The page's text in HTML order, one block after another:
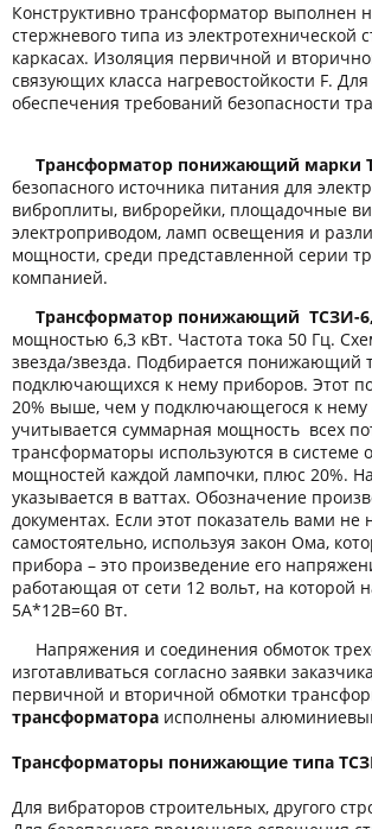
Конструктивно трансформатор
стержневого типа из
каркасах. Изоляция первичной и
связующих класса нагревостойкости F.
обеспечения требований безопасности
Трансформатор понижающий марки
безопасного источника питания для
виброплиты, виброрейки, площадочные
электроприводом, ламп освещения и
мощности, среди представленной серии
компанией.
Трансформатор понижающий ТСЗИ-
мощностью 6,3 кВт. Частота тока 50 Гц.
звезда/звезда. Подбирается понижающий
подключающихся к нему приборов. Этот
20% выше, чем у подключающегося к
учитывается суммарная мощность всех
трансформаторы используются в системе
мощностей каждой лампочки, плюс 20%.
указывается в ваттах. Обозначение
документах. Если этот показатель вами
самостоятельно, используя закон Ома,
прибора – это произведение его
работающая от сети 12 вольт, на которой
5А*12В=60 Вт.
Напряжения и соединения обмоток
изготавливаться согласно заявки
первичной и вторичной обмотки
трансформатора исполнены
Трансформаторы понижающие типа
Для вибраторов строительных, другого